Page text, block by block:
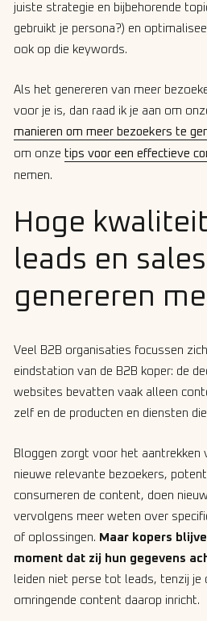
juiste strategie en bijbehorende
gebruikt je persona?) en
ook op die keywords.
Als het genereren van meer
voor je is, dan raad ik je aan om
manieren om meer bezoekers te
om onze tips voor een effectieve
nemen.
Hoge
leads en sales
genereren
Veel B2B organisaties focussen
eindstation van de B2B koper: de
websites bevatten vaak alleen
zelf en de producten en diensten
Bloggen zorgt voor het aantrekken
nieuwe relevante bezoekers,
consumeren de content, doen
vervolgens meer weten over
of oplossingen. Maar kopers
moment dat zij hun gegevens
leiden niet perse tot leads, tenzij je
omringende content daarop inricht.